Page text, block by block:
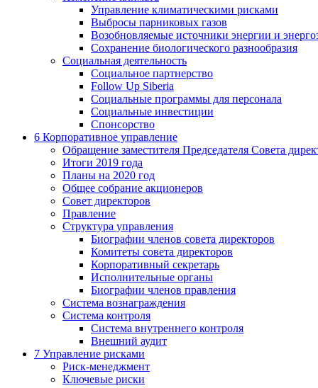
Управление климатическими рисками
Выбросы парниковых газов
Возобновляемые источники энергии и
Сохранение биологического разнообразия
Социальная деятельность
Социальное партнерство
Follow Up Siberia
Социальные программы для персонала
Социальные инвестиции
Спонсорство
6 Корпоративное управление
Обращение заместителя Председателя Совета
Итоги 2019 года
Планы на 2020 год
Общее собрание акционеров
Совет директоров
Правление
Структура управления
Биографии членов совета директоров
Комитеты совета директоров
Корпоративный секретарь
Исполнительные органы
Биографии членов правления
Система вознаграждения
Система контроля
Система внутреннего контроля
Внешний аудит
7 Управление рисками
Риск-менеджмент
Ключевые риски